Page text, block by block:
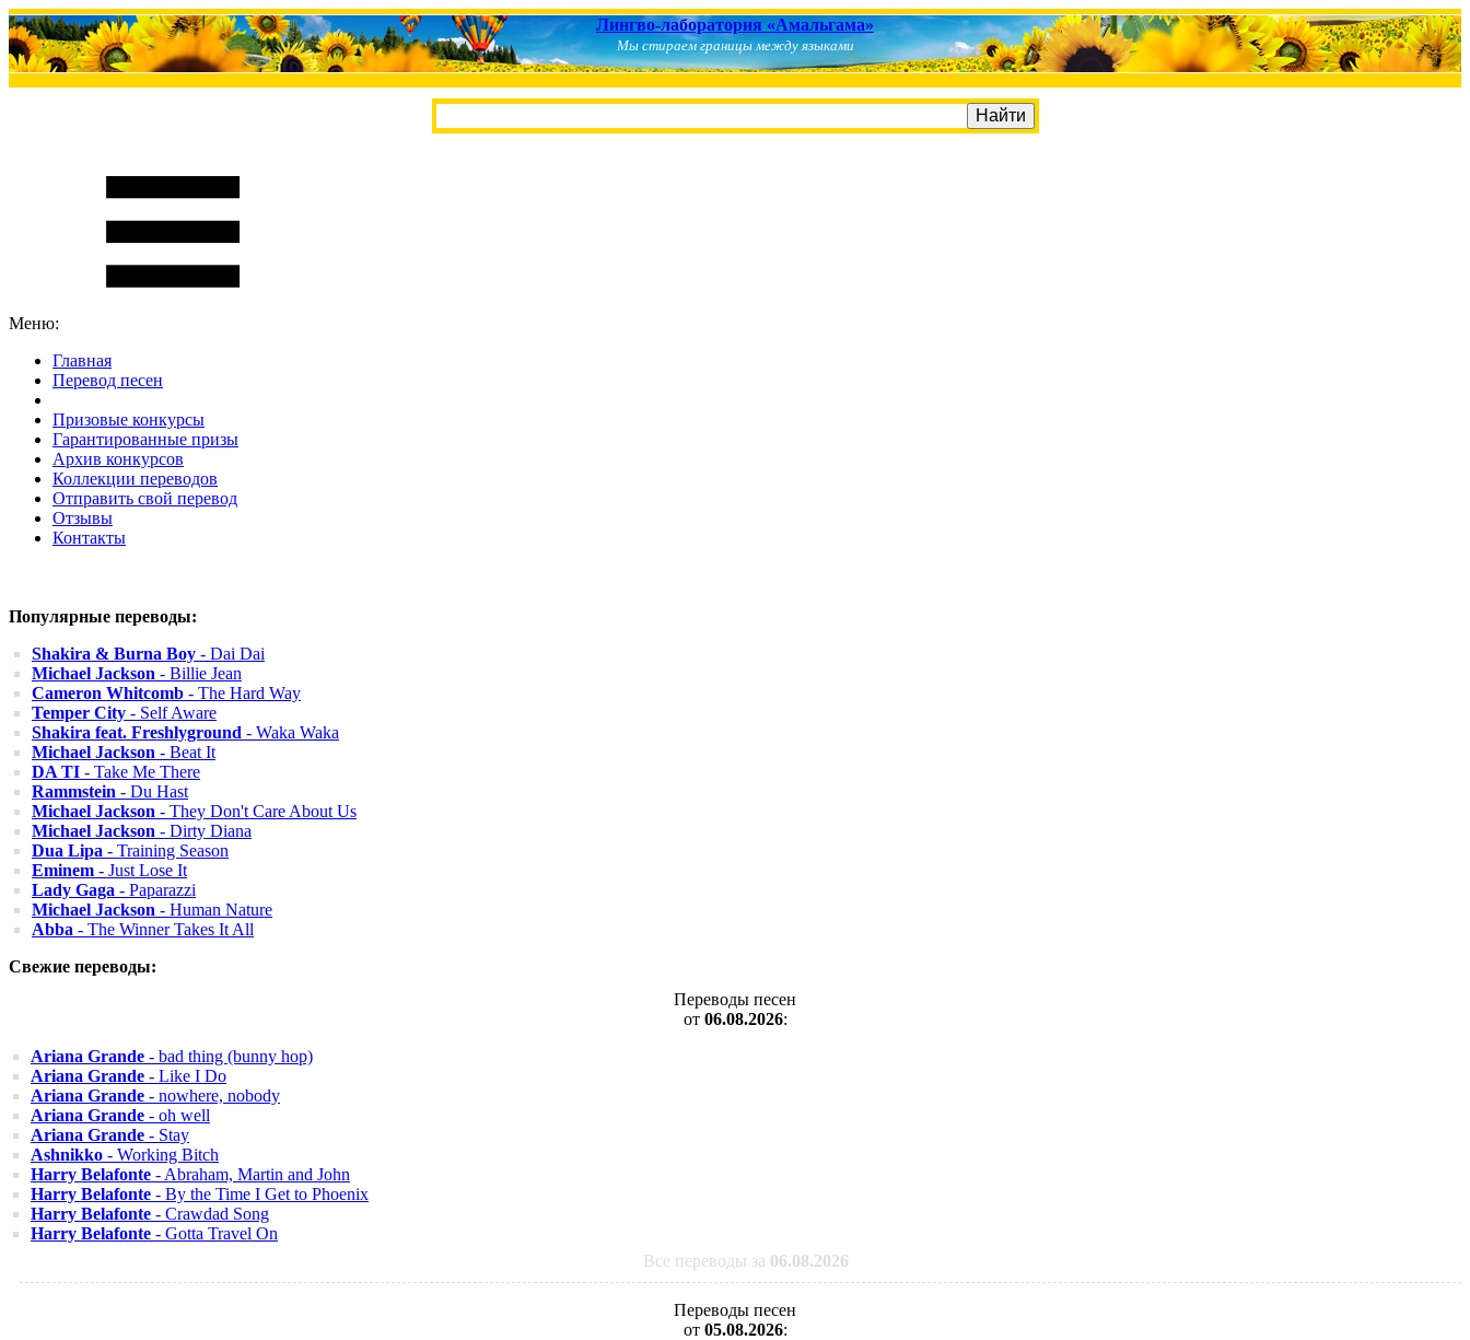
Лингво-лаборатория «Амальгама»
Мы стираем границы между языками
Меню:
Главная
Перевод песен
Призовые конкурсы
Гарантированные призы
Архив конкурсов
Коллекции переводов
Отправить свой перевод
Отзывы
Контакты
Популярные переводы:
Shakira & Burna Boy - Dai Dai
Michael Jackson - Billie Jean
Cameron Whitcomb - The Hard Way
Temper City - Self Aware
Shakira feat. Freshlyground - Waka Waka
Michael Jackson - Beat It
DA TI - Take Me There
Rammstein - Du Hast
Michael Jackson - They Don't Care About Us
Michael Jackson - Dirty Diana
Dua Lipa - Training Season
Eminem - Just Lose It
Lady Gaga - Paparazzi
Michael Jackson - Human Nature
Abba - The Winner Takes It All
Свежие переводы:
Переводы песен
от 06.08.2026:
Ariana Grande - bad thing (bunny hop)
Ariana Grande - Like I Do
Ariana Grande - nowhere, nobody
Ariana Grande - oh well
Ariana Grande - Stay
Ashnikko - Working Bitch
Harry Belafonte - Abraham, Martin and John
Harry Belafonte - By the Time I Get to Phoenix
Harry Belafonte - Crawdad Song
Harry Belafonte - Gotta Travel On
Все переводы за 06.08.2026
Переводы песен
от 05.08.2026: